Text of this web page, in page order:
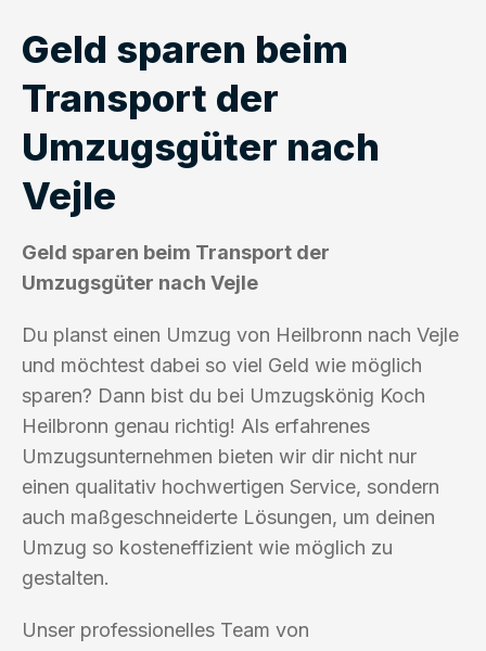
Geld sparen beim
Transport der
Umzugsgüter nach
Vejle
Geld sparen beim Transport der
Umzugsgüter nach Vejle
Du planst einen Umzug von Heilbronn nach Vejle
und möchtest dabei so viel Geld wie möglich
sparen? Dann bist du bei Umzugskönig Koch
Heilbronn genau richtig! Als erfahrenes
Umzugsunternehmen bieten wir dir nicht nur
einen qualitativ hochwertigen Service, sondern
auch maßgeschneiderte Lösungen, um deinen
Umzug so kosteneffizient wie möglich zu
gestalten.
Unser professionelles Team von